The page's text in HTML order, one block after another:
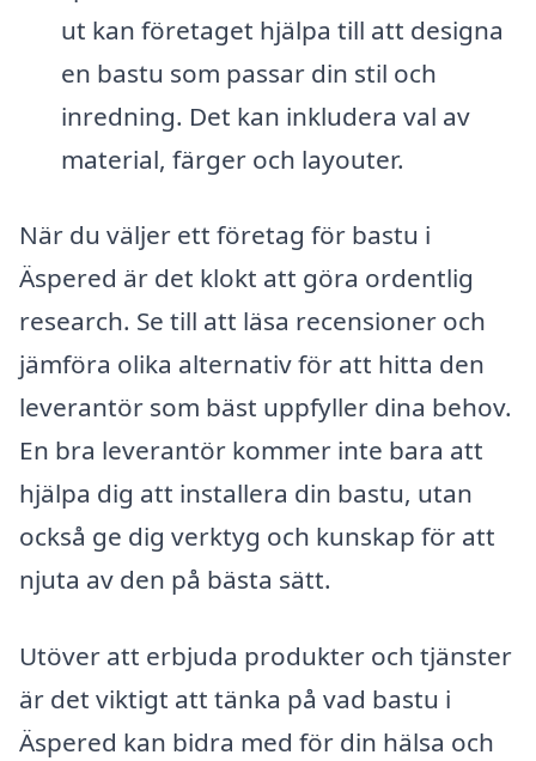
ut kan företaget hjälpa till att designa
en bastu som passar din stil och
inredning. Det kan inkludera val av
material, färger och layouter.
När du väljer ett företag för bastu i
Äspered är det klokt att göra ordentlig
research. Se till att läsa recensioner och
jämföra olika alternativ för att hitta den
leverantör som bäst uppfyller dina behov.
En bra leverantör kommer inte bara att
hjälpa dig att installera din bastu, utan
också ge dig verktyg och kunskap för att
njuta av den på bästa sätt.
Utöver att erbjuda produkter och tjänster
är det viktigt att tänka på vad bastu i
Äspered kan bidra med för din hälsa och